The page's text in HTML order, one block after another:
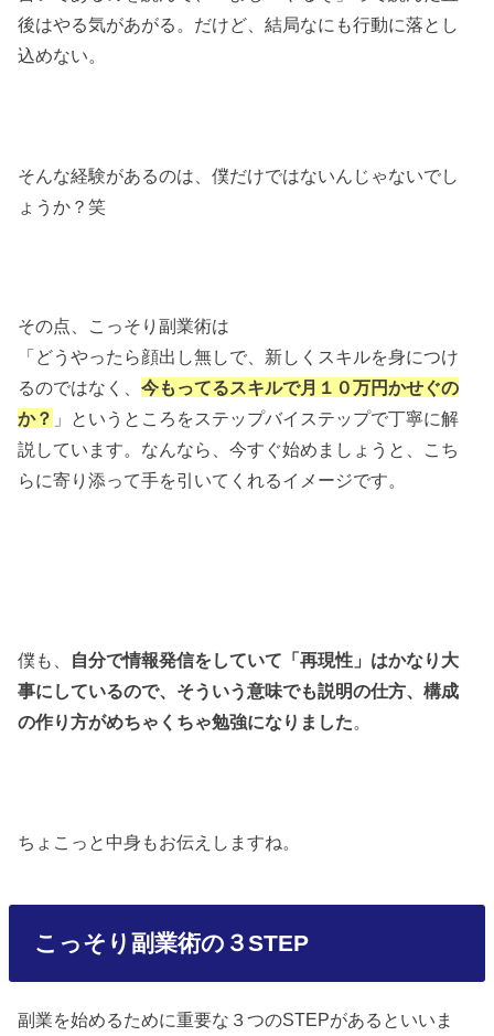
後はやる気があがる。だけど、結局なにも行動に落とし
込めない。
そんな経験があるのは、僕だけではないんじゃないでし
ょうか？笑
その点、こっそり副業術は
「どうやったら顔出し無しで、新しくスキルを身につけ
るのではなく、今もってるスキルで月１０万円かせぐの
か？ 」というところをステップバイステップで丁寧に解
説しています。なんなら、今すぐ始めましょうと、こち
らに寄り添って手を引いてくれるイメージです。
僕も、 自分で情報発信をしていて「再現性」はかなり大
事にしているので、そういう意味でも説明の仕方、構成
の作り方がめちゃくちゃ勉強になりました。
ちょこっと中身もお伝えしますね。
こっそり副業術の３STEP
副業を始めるために重要な３つのSTEPがあるといいま